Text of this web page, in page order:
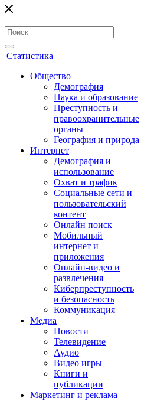
Статистика
Общество
Демография
Наука и образование
Преступность и
правоохранительные
органы
География и природа
Интернет
Демография и
использование
Охват и трафик
Социальные сети и
пользовательский
контент
Онлайн поиск
Мобильный
интернет и
приложения
Онлайн-видео и
развлечения
Киберпреступность
и безопасность
Коммуникация
Медиа
Новости
Телевидение
Аудио
Видео игры
Книги и
публикации
Маркетинг и реклама